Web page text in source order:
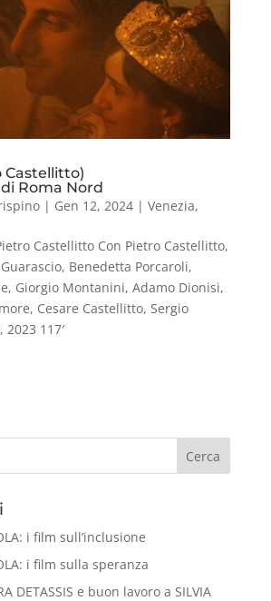
Castellitto)
Roma Nord
| Gen 12, 2024| Venezia,
Castellitto Con Pietro Castellitto,
Benedetta Porcaroli,
Giorgio Montanini, Adamo Dionisi,
Cesare Castellitto, Sergio
117′
Cerca
i film sull’inclusione
i film sulla speranza
DETASSIS e buon lavoro a SILVIA